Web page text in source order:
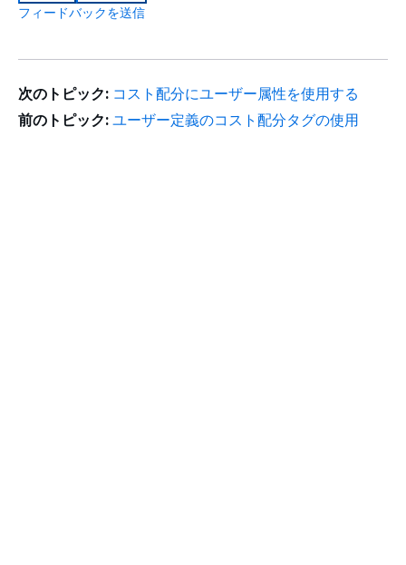
フィードバックを送信
次のトピック: コスト配分にユーザー属性を使用する
前のトピック: ユーザー定義のコスト配分タグの使用